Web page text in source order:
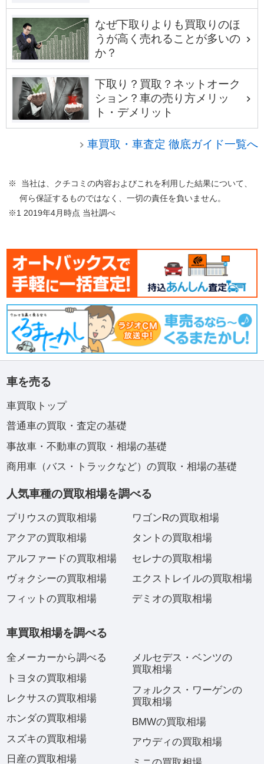
なぜ下取りよりも買取りのほ
うが高く売れることが多いの
か？
下取り？買取？ネットオーク
ション？車の売り方メリッ
ト・デメリット
車買取・車査定 徹底ガイド一覧へ
※ 当社は、クチコミの内容およびこれを利用した結果について、
何ら保証するものではなく、一切の責任を負いません。
※1 2019年4月時点 当社調べ
車を売る
車買取トップ
普通車の買取・査定の基礎
事故車・不動車の買取・相場の基礎
商用車（バス・トラックなど）の買取・相場の基礎
人気車種の買取相場を調べる
プリウスの買取相場
アクアの買取相場
アルファードの買取相場
ヴォクシーの買取相場
フィットの買取相場
ワゴンRの買取相場
タントの買取相場
セレナの買取相場
エクストレイルの買取相場
デミオの買取相場
車買取相場を調べる
全メーカーから調べる
トヨタの買取相場
レクサスの買取相場
ホンダの買取相場
スズキの買取相場
日産の買取相場
メルセデス・ベンツの
買取相場
フォルクス・ワーゲンの
買取相場
BMWの買取相場
アウディの買取相場